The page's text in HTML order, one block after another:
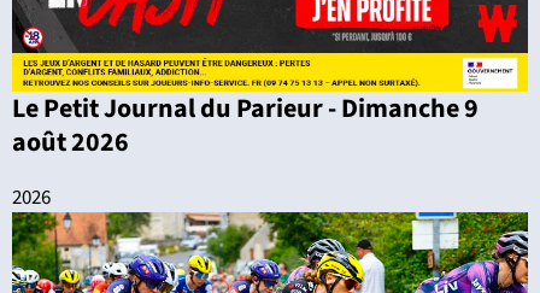
Le Petit Journal du Parieur - Dimanche 9
août 2026
2026